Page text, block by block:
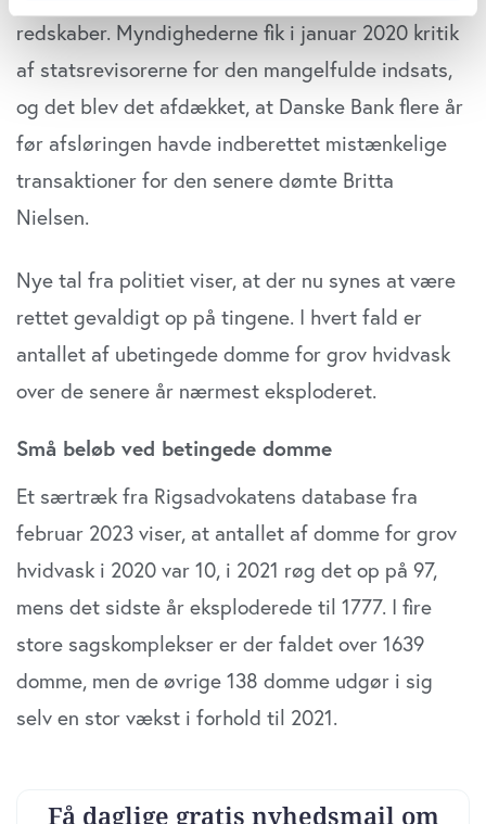
Hvis du tillader det, vil vi også gerne:
Indsamle præcise oplysninger om din placering,
der kan være nøjagtig inden for få meter
Identificere din enhed baseret på en scanning af
dens unikke karakteristika (fingerprinting)
Dine valg anvendes på hele websitet.
annoncer, til at vise dig funktioner til sociale medier og til
din brug af vores website med vores partnere inden for
sociale medier, annonceringspartnere og
analysepartnere. Vores partnere kan kombinere disse
data med andre oplysninger, du har givet dem, eller som
samtykker til vores cookies, hvis du fortsætter med at
redskaber. Myndighe­derne fik i januar 2020 kritik
af statsrevisorerne for den mangelfulde indsats,
og det blev det afdækket, at Danske Bank flere år
før afsløringen havde indberettet mistænkeli­ge
transaktioner for den senere dømte Britta
Nielsen.
Nye tal fra politiet viser, at der nu synes at være
rettet gevaldigt op på tingene. I hvert fald er
antallet af ubetin­gede domme for grov hvidvask
over de senere år nær­mest eksploderet.
Små beløb ved betingede domme
Et særtræk fra Rigsadvokatens database fra
februar 2023 viser, at antallet af domme for grov
hvidvask i 2020 var 10, i 2021 røg det op på 97,
mens det sidste år eksplodere­de til 1777. I fire
store sagskomplekser er der faldet over 1639
domme, men de øvrige 138 domme udgør i sig
selv en stor vækst i forhold til 2021.